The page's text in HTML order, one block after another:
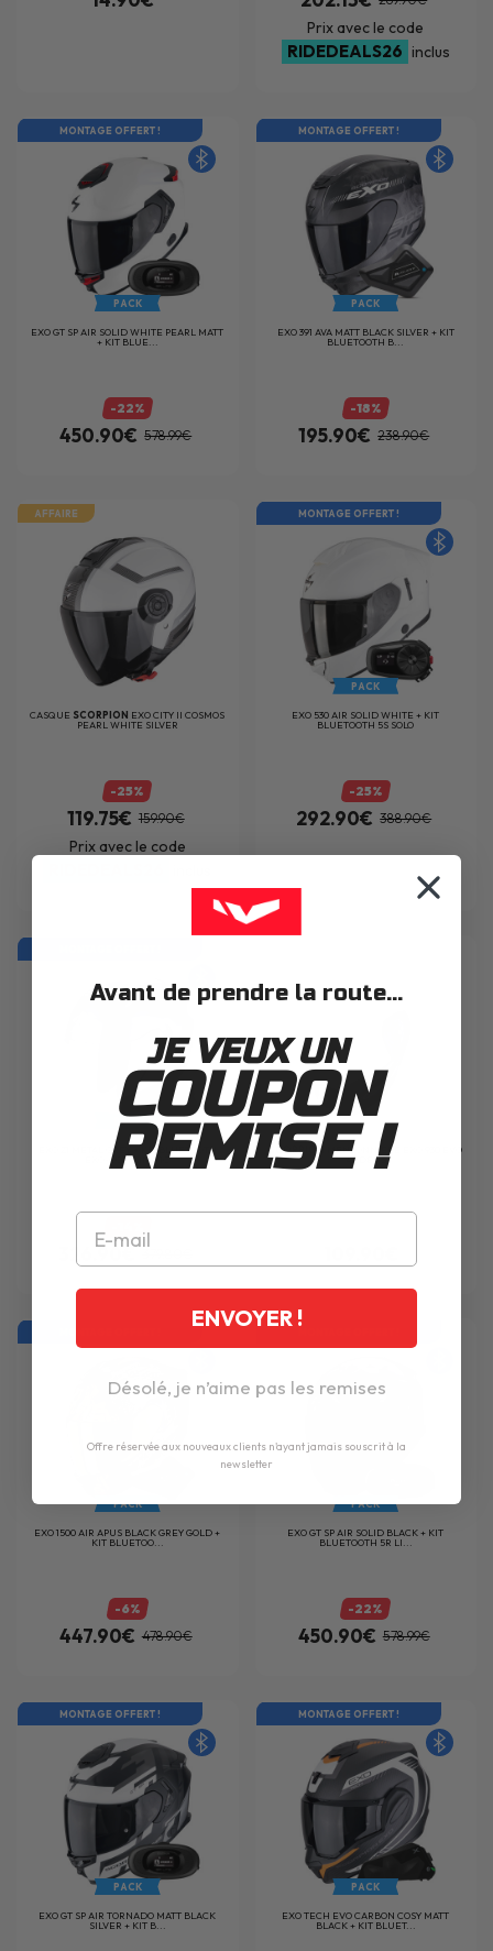
Prix avec le code
RIDEDEALS26 inclus
MONTAGE OFFERT !
PACK
EXO GT SP AIR SOLID WHITE PEARL MATT
+ KIT BLUE...
-22%
450.90€ 578.99€
MONTAGE OFFERT !
PACK
EXO 391 AVA MATT BLACK SILVER + KIT
BLUETOOTH B...
-18%
195.90€ 238.90€
AFFAIRE
CASQUE SCORPION EXO CITY II COSMOS
PEARL WHITE SILVER
-25%
119.75€ 159.90€
Prix avec le code
MONTAGE OFFERT !
PACK
EXO 530 AIR SOLID WHITE + KIT
BLUETOOTH 5S SOLO
-25%
292.90€ 388.90€
PACK
EXO Z1 METAL GREY + KIT BLUETOOTH
EXO-COM LINK-1C
326.90€
SCORPION
MENTONNIERE EXO 930 EVO
ARDENS
PACK
EXO 1500 AIR APUS BLACK GREY GOLD +
KIT BLUETOO...
-6%
447.90€ 478.90€
PACK
EXO GT SP AIR SOLID BLACK + KIT
BLUETOOTH 5R LI...
-22%
450.90€ 578.99€
MONTAGE OFFERT !
PACK
EXO GT SP AIR TORNADO MATT BLACK
SILVER + KIT B...
MONTAGE OFFERT !
PACK
EXO TECH EVO CARBON COSY MATT
BLACK + KIT BLUET...
Avant de prendre la route...
JE VEUX UN
COUPON
REMISE !
ENVOYER !
Désolé, je n’aime pas les remises
Offre réservée aux nouveaux clients n'ayant jamais souscrit à la
newsletter